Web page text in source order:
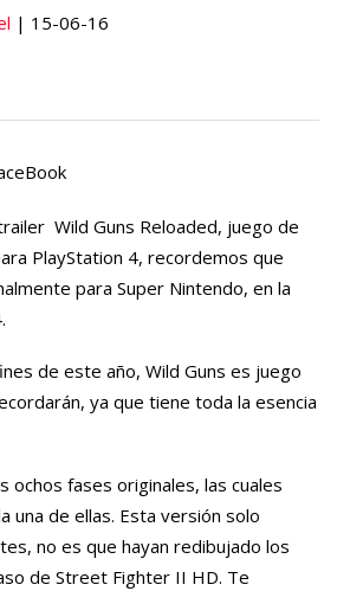
| 15-06-16
Wild Guns Reloaded, juego de
PlayStation 4, recordemos que
para Super Nintendo, en la
de este año, Wild Guns es juego
ya que tiene toda la esencia
ochos fases originales, las cuales
una de ellas. Esta versión solo
no es que hayan redibujado los
de Street Fighter II HD. Te